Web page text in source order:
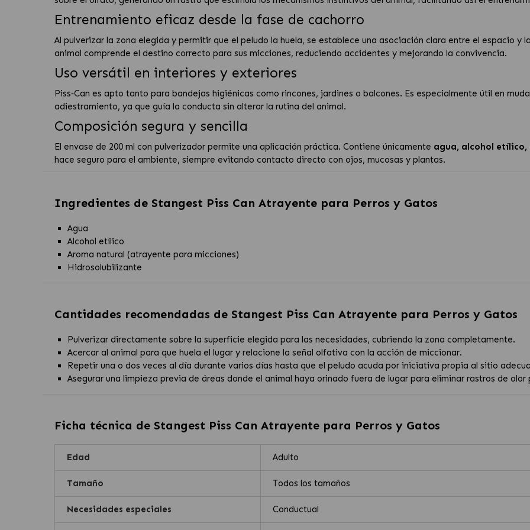
Entrenamiento eficaz desde la fase de cachorro
Al pulverizar la zona elegida y permitir que el peludo la huela, se establece una asociación clara entre el espacio y
animal comprende el destino correcto para sus micciones, reduciendo accidentes y mejorando la convivencia.
Uso versátil en interiores y exteriores
Piss‑Can es apto tanto para bandejas higiénicas como rincones, jardines o balcones. Es especialmente útil en
adiestramiento, ya que guía la conducta sin alterar la rutina del animal.
Composición segura y sencilla
El envase de 200 ml con pulverizador permite una aplicación práctica. Contiene únicamente agua, alcohol
hace seguro para el ambiente, siempre evitando contacto directo con ojos, mucosas y plantas.
Ingredientes de Stangest Piss Can Atrayente para Perros y Gatos
Agua
Alcohol etílico
Aroma natural (atrayente para micciones)
Hidrosolubilizante
Cantidades recomendadas de Stangest Piss Can Atrayente para Perros y Gatos
Pulverizar directamente sobre la superficie elegida para las necesidades, cubriendo la zona completamente.
Acercar al animal para que huela el lugar y relacione la señal olfativa con la acción de miccionar.
Repetir una o dos veces al día durante varios días hasta que el peludo acuda por iniciativa propia al sitio
Asegurar una limpieza previa de áreas donde el animal haya orinado fuera de lugar para eliminar rastros de olor
Ficha técnica de Stangest Piss Can Atrayente para Perros y Gatos
Edad Adulto
Tamaño Todos los tamaños
Necesidades especiales Conductual